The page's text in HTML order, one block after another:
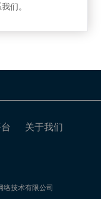
们。
关于我们
技术有限公司